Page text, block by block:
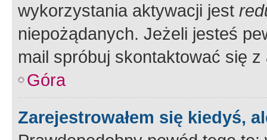
wykorzystania aktywacji jest
niepożądanych. Jeżeli jesteś
mail spróbuj skontaktować się
Góra
Zarejestrowałem się kiedyś,